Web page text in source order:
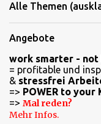
Alle Themen
Angebote
work smarter - not
= profitable und
& stressfrei
=> POWER to
=> Mal reden?
Mehr Infos.